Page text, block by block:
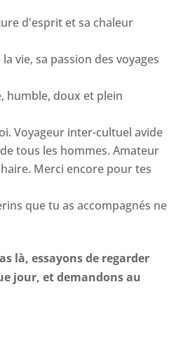
d'esprit et sa chaleur
vie, sa passion des voyages
humble, doux et plein
Voyageur inter-cultuel avide
tous les hommes. Amateur
Merci encore pour tes
que tu as accompagnés ne
là, essayons de regarder
jour, et demandons au